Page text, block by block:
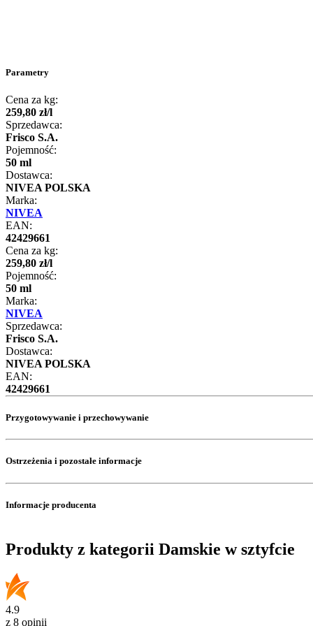
Parametry
Cena za kg:
259,80 zł/l
Sprzedawca:
Frisco S.A.
Pojemność:
50 ml
Dostawca:
NIVEA POLSKA
Marka:
NIVEA
EAN:
42429661
Cena za kg:
259,80 zł/l
Pojemność:
50 ml
Marka:
NIVEA
Sprzedawca:
Frisco S.A.
Dostawca:
NIVEA POLSKA
EAN:
42429661
Przygotowywanie i przechowywanie
Ostrzeżenia i pozostałe informacje
Informacje producenta
Produkty z kategorii Damskie w sztyfcie
4.9
z 8 opinii